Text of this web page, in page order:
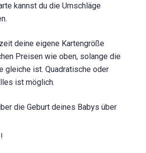
kannst du die Umschläge
deine eigene Kartengröße
Preisen wie oben, solange die
gleiche ist. Quadratische oder
ist möglich.
die Geburt deines Babys über
!